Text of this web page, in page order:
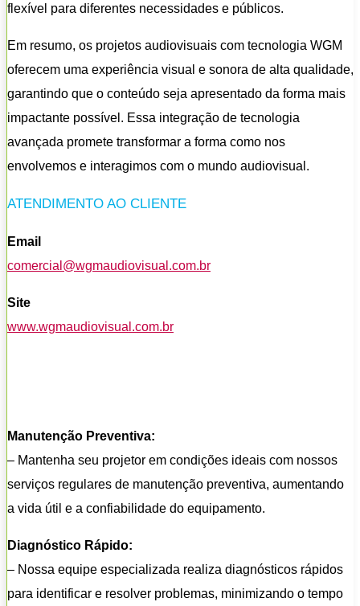
flexível para diferentes necessidades e públicos.
Em resumo, os projetos audiovisuais com tecnologia WGM
oferecem uma experiência visual e sonora de alta qualidade,
garantindo que o conteúdo seja apresentado da forma mais
impactante possível. Essa integração de tecnologia
avançada promete transformar a forma como nos
envolvemos e interagimos com o mundo audiovisual.
ATENDIMENTO AO CLIENTE
Email
comercial@wgmaudiovisual.com.br
Site
www.wgmaudiovisual.com.br
Manutenção Preventiva:
– Mantenha seu projetor em condições ideais com nossos
serviços regulares de manutenção preventiva, aumentando
a vida útil e a confiabilidade do equipamento.
Diagnóstico Rápido:
– Nossa equipe especializada realiza diagnósticos rápidos
para identificar e resolver problemas, minimizando o tempo